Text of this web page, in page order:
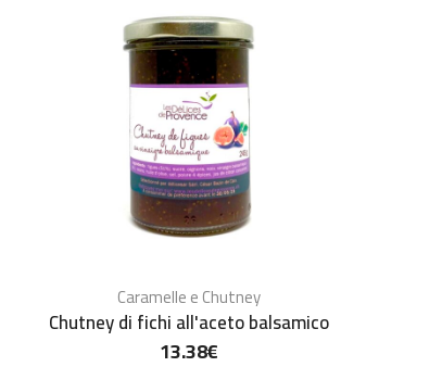
Caramelle e Chutney
Chutney di fichi all'aceto balsamico
13.38€